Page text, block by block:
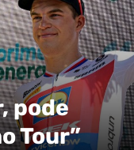
pode
Tour”